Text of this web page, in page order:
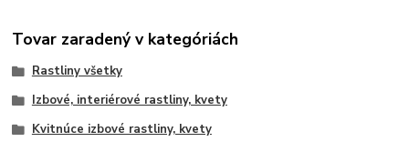
Tovar zaradený v kategóriách
Rastliny všetky
Izbové, interiérové rastliny, kvety
Kvitnúce izbové rastliny, kvety